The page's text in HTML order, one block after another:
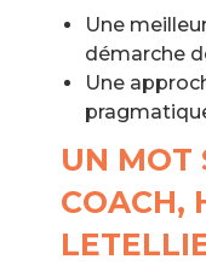
Une
démarche
Une
UN MOT
COACH,